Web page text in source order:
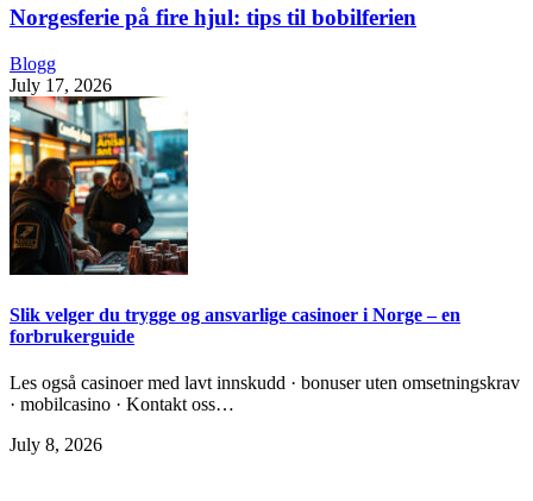
Norgesferie på fire hjul: tips til bobilferien
Blogg
July 17, 2026
Slik velger du trygge og ansvarlige casinoer i Norge – en
forbrukerguide
Les også casinoer med lavt innskudd · bonuser uten omsetningskrav
· mobilcasino · Kontakt oss…
July 8, 2026